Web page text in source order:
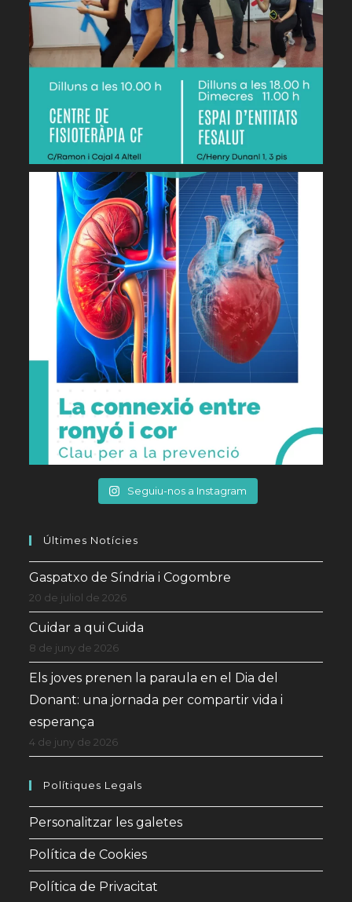
Seguiu-nos a Instagram
Últimes Notícies
Gaspatxo de Síndria i Cogombre
20 de juliol de 2026
Cuidar a qui Cuida
8 de juny de 2026
Els joves prenen la paraula en el Dia del
Donant: una jornada per compartir vida i
esperança
4 de juny de 2026
Polítiques Legals
Personalitzar les galetes
Política de Cookies
Política de Privacitat